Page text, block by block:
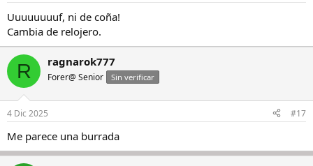
Uuuuuuuuf, ni de coña!
Cambia de relojero.
R ragnarok777
Forer@ Senior Sin verificar
4 Dic 2025 #17
Me parece una burrada